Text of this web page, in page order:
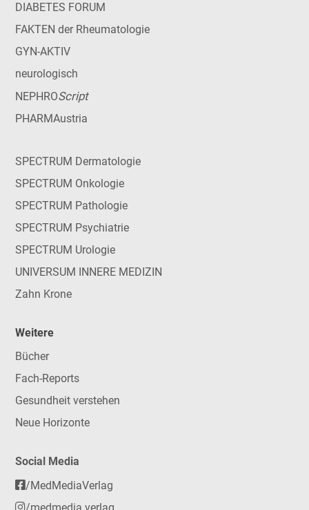
DIABETES FORUM
FAKTEN der Rheumatologie
GYN-AKTIV
neurologisch
NEPHROScript
PHARMAustria
SPECTRUM Dermatologie
SPECTRUM Onkologie
SPECTRUM Pathologie
SPECTRUM Psychiatrie
SPECTRUM Urologie
UNIVERSUM INNERE MEDIZIN
Zahn Krone
Weitere
Bücher
Fach-Reports
Gesundheit verstehen
Neue Horizonte
Social Media
/MedMediaVerlag
/medmedia.verlag